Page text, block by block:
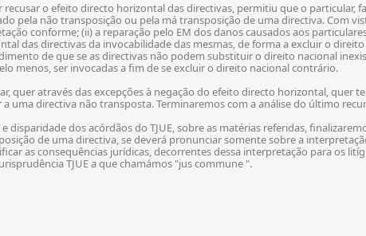
recusar o efeito directo horizontal das directivas, permitiu que o particular,
pela não transposição ou pela má transposição de uma directiva. Com
conforme; (ii) a reparação pelo EM dos danos causados aos
das directivas da invocabilidade das mesmas, de forma a excluir o
de que se as directivas não podem substituir o direito nacional
menos, ser invocadas a fim de se excluir o direito nacional contrário.
quer através das excepções à negação do efeito directo horizontal,
uma directiva não transposta. Terminaremos com a análise do último
disparidade dos acórdãos do TJUE, sobre as matérias referidas,
de uma directiva, se deverá pronunciar somente sobre a
as consequências jurídicas, decorrentes dessa interpretação para os
TJUE a que chamámos "jus commune ".